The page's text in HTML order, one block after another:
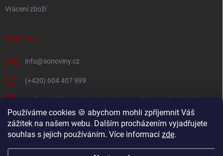
Používáme cookies 🍪 abychom mohli zpříjemnit Váš
zážitek na našem webu. Dalším procházením vyjadřujete
souhlas s jejich používáním. Více informací zde.
Vrácení zboží
KONTAKT
info@sonoviny.cz
(+420) 604 407 999
Nejčerstvější novinky se dozvíte na našich sociálních sítích
sonoviny.cz
Videorecepty - Vaše oblíbené recepty v pohodlí domova